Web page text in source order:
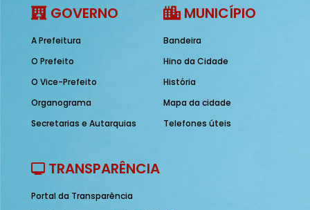
GOVERNO
A Prefeitura
O Prefeito
O Vice-Prefeito
Organograma
Secretarias e Autarquias
MUNICÍPIO
Bandeira
Hino da Cidade
História
Mapa da cidade
Telefones úteis
TRANSPARÊNCIA
Portal da Transparência